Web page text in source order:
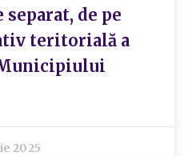
de pe
teritorială a
2025